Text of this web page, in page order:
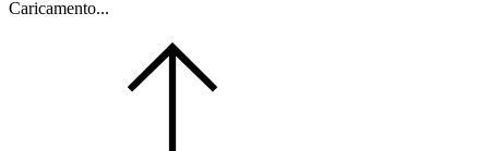
Caricamento...